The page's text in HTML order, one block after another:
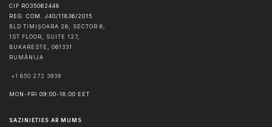
CIF RO35062448
REG. COM. J40/11836/2015
BLD TIMIȘOARA 26, SECTOR 6,
1ST FLOOR, SUITE 127,
BUKARESTE , 061331
RUMĀNIJA
+1 650 272 3939
MON-FRI 09:00-18:00 EET
SAZINIETIES AR MUMS